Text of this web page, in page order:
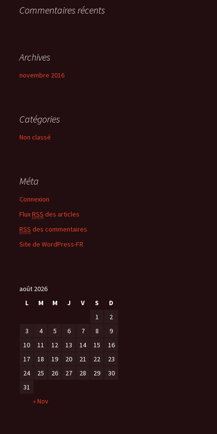
:Commentaires récents
Archives
novembre 2016
Catégories
Non classé
Méta
Connexion
FluxRSS des articles
RSS des commentaires
Site de WordPress-FR
août 2026
L
M M J V S D
« Nov
1
2
3
4 5 6 7 8
9
10
11 12 13 14 15
16
17
18 19 20 21 22
23
24
25 26 27 28 29
30
31